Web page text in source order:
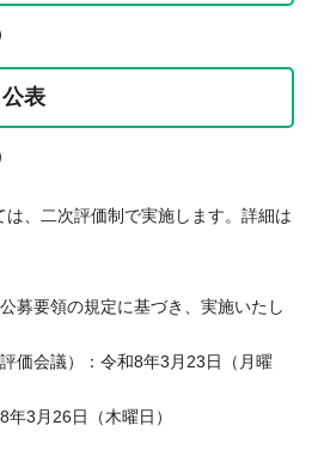
表
、二次評価制で実施します。詳細は
募要領の規定に基づき、実施いたし
価会議）：令和8年3月23日（月曜
3月26日（木曜日）